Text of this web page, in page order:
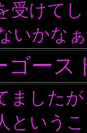
受けて
いかな
ース
ました
という